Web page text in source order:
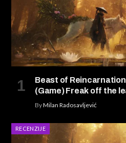
Beast of Reincarnation
(Game) Freak off the
ByMilan Radosavljević
RECENZIJE